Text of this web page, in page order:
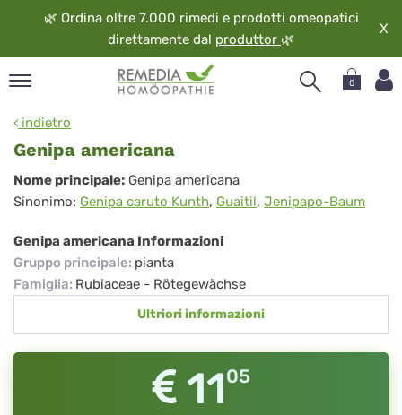
🌿 Ordina oltre 7.000 rimedi e prodotti omeopatici
direttamente dal produttor 🌿
X
0
indietro
Genipa americana
Genipa
americana
Nome principale: Genipa americana
Sinonimo: Genipa caruto Kunth, Guaitil, Jenipapo-Baum
Genipa americana Informazioni
Gruppo principale: pianta
Famiglia: Rubiaceae - Rötegewächse
Ultriori informazioni
1105